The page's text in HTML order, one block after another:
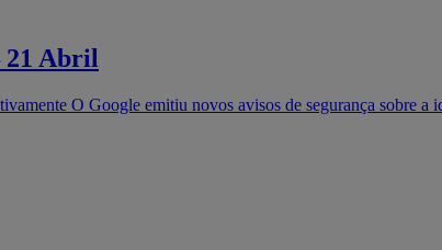
21 Abril
O Google emitiu novos avisos de segurança sobre